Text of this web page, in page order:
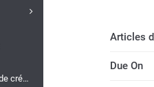
Recouvrement de créances
Articles
Due On